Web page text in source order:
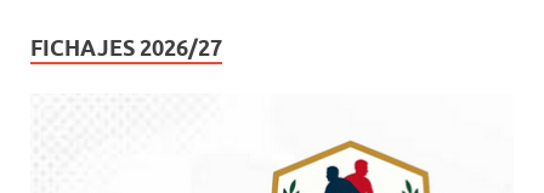
FICHAJES 2026/27